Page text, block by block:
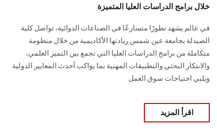
خلال برامج الدراسات العليا المتميزة
في عالم يشهد تطورًا متسارعًا في الصناعات الدوائية، تواصل كلية
الصيدلة بجامعة عين شمس ريادتها الأكاديمية من خلال منظومة
متكاملة من برامج الدراسات العليا التي تجمع بين التميز العلمي،
والابتكار البحثي والتطبيقات المهنية بما يواكب أحدث المعايير الدولية
ويلبي احتياجات سوق العمل
اقرأ المزيد